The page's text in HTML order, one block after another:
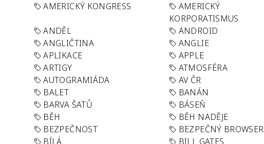
AMERICKÝ KONGRESS
AMERICKÝ
KORPORATISMUS
ANDĚL ANDROID
ANGLIČTINA ANGLIE
APLIKACE APPLE
ARTIGY ATMOSFÉRA
AUTOGRAMIÁDA AV ČR
BALET BANÁN
BARVA ŠATŮ BÁSEŇ
BĚH BĚH NADĚJE
BEZPEČNOST BEZPEČNÝ BROWSER
BÍLÁ BILL GATES